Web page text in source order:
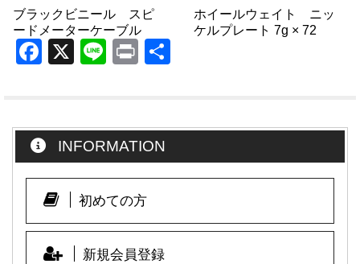
ブラックビニール スピ
ードメーターケーブル
ホイールウェイト ニッ
ケルプレート 7g × 72
F
e
b
o
o
k
X
Li
Pr
INFORMATION
初めての方
新規会員登録